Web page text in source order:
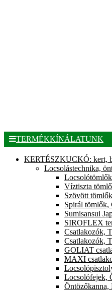
TERMÉKKÍNÁLATUNK
KERTÉSZKUCKÓ: kert,
Locsolástechnika,
Locsolótömlők
Víztiszta
Szövött tömlők
Spirál tömlők,
Sumisansui
SIROFLEX
Csatlakozók,
Csatlakozók,
GOLIAT
MAXI
Locsolófejek,
Öntözőkanna,